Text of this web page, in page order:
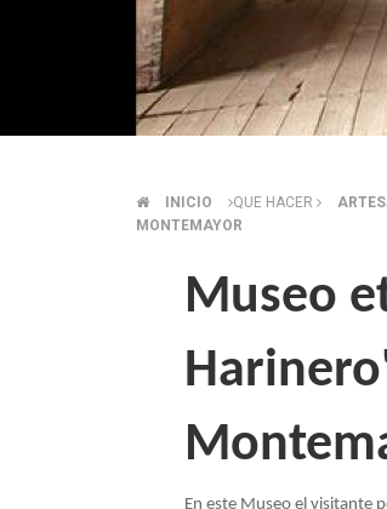
ENLACES
INICIO QUE HACER
MONTEMAYOR
Museo
En este Museo el visitante